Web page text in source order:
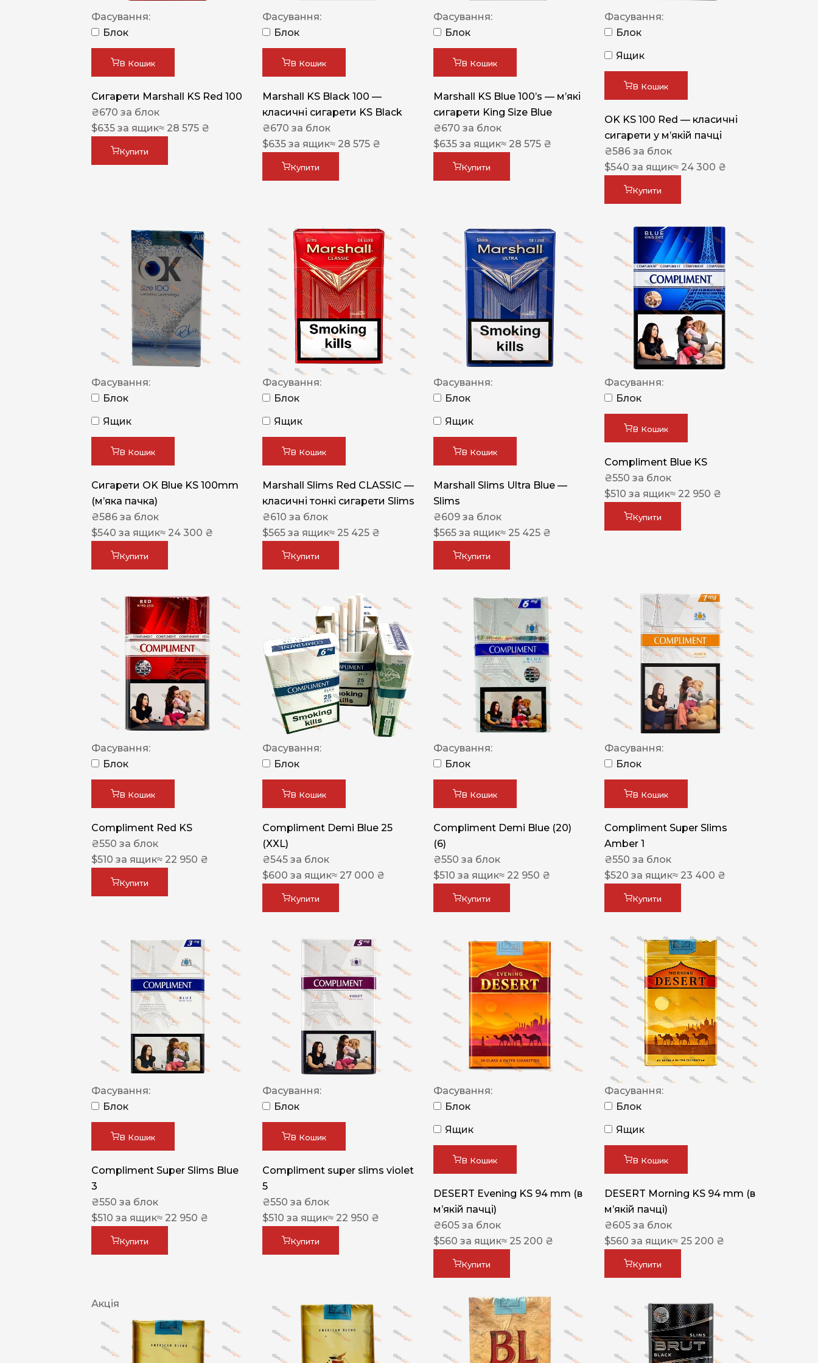
Leana
ASTRU
De Santis
MONUS
NERO
NERO
Гуцульскі
Italian Blend 821
OSCAR
Cigaronne
Фасування:
Блок
В Кошик
Сигарети Marshall KS Red 100
₴670 за блок
$635 за ящик≈ 28 575 ₴
Купити
Фасування:
Блок
В Кошик
Marshall KS Black 100 —
класичні сигарети KS Black
₴670 за блок
$635 за ящик≈ 28 575 ₴
Купити
Фасування:
Блок
В Кошик
Marshall KS Blue 100’s — м’які
сигарети King Size Blue
₴670 за блок
$635 за ящик≈ 28 575 ₴
Купити
Фасування:
Блок
Ящик
В Кошик
OK KS 100 Red — класичні
сигарети у м’якій пачці
₴586 за блок
$540 за ящик≈ 24 300 ₴
Купити
Фасування:
Блок
Ящик
В Кошик
Сигарети OK Blue KS 100mm
(м’яка пачка)
₴586 за блок
$540 за ящик≈ 24 300 ₴
Купити
Фасування:
Блок
Ящик
В Кошик
Marshall Slims Red CLASSIC —
класичні тонкі сигарети Slims
₴610 за блок
$565 за ящик≈ 25 425 ₴
Купити
Фасування:
Блок
Ящик
В Кошик
Marshall Slims Ultra Blue —
Slims
₴609 за блок
$565 за ящик≈ 25 425 ₴
Купити
Фасування:
Блок
В Кошик
Compliment Blue KS
₴550 за блок
$510 за ящик≈ 22 950 ₴
Купити
Фасування:
Блок
В Кошик
Compliment Red KS
₴550 за блок
$510 за ящик≈ 22 950 ₴
Купити
Фасування:
Блок
В Кошик
Compliment Demi Blue 25
(XXL)
₴545 за блок
$600 за ящик≈ 27 000 ₴
Купити
Фасування:
Блок
В Кошик
Compliment Demi Blue (20)
(6)
₴550 за блок
$510 за ящик≈ 22 950 ₴
Купити
Фасування:
Блок
В Кошик
Compliment Super Slims
Amber 1
₴550 за блок
$520 за ящик≈ 23 400 ₴
Купити
Фасування:
Блок
В Кошик
Compliment Super Slims Blue
3
₴550 за блок
$510 за ящик≈ 22 950 ₴
Купити
Фасування:
Блок
В Кошик
Compliment super slims violet
5
₴550 за блок
$510 за ящик≈ 22 950 ₴
Купити
Фасування:
Блок
Ящик
В Кошик
DESERT Evening KS 94 mm (в
мʼякій пачці)
₴605 за блок
$560 за ящик≈ 25 200 ₴
Купити
Фасування:
Блок
Ящик
В Кошик
DESERT Morning KS 94 mm (в
мʼякій пачці)
₴605 за блок
$560 за ящик≈ 25 200 ₴
Купити
Акція